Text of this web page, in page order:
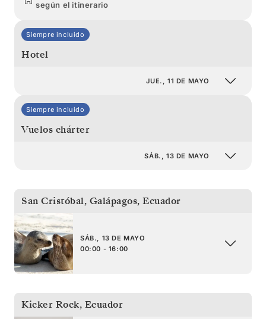
según el itinerario
Siempre incluido
Hotel
JUE., 11 DE MAYO
Siempre incluido
Vuelos chárter
SÁB., 13 DE MAYO
San Cristóbal, Galápagos, Ecuador
SÁB., 13 DE MAYO
00:00 - 16:00
Kicker Rock, Ecuador